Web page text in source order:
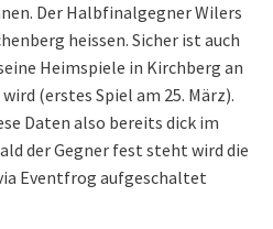
Der Halbfinalgegner Wilers
heissen. Sicher ist auch
Heimspiele in Kirchberg an
(erstes Spiel am 25. März).
Daten also bereits dick im
der Gegner fest steht wird die
Eventfrog aufgeschaltet